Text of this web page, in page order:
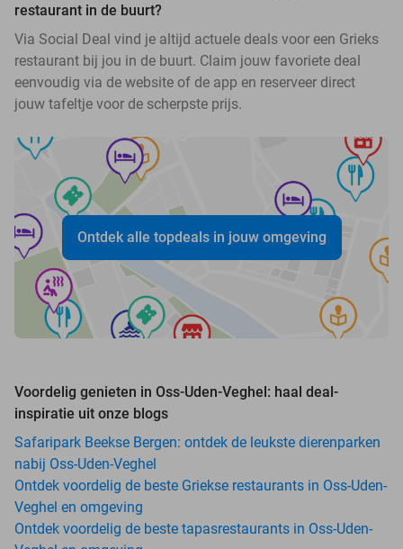
restaurant in de buurt?
Via Social Deal vind je altijd actuele deals voor een Grieks
restaurant bij jou in de buurt. Claim jouw favoriete deal
eenvoudig via de website of de app en reserveer direct
jouw tafeltje voor de scherpste prijs.
Ontdek alle topdeals in jouw omgeving
Voordelig genieten in Oss-Uden-Veghel: haal deal-
inspiratie uit onze blogs
Safaripark Beekse Bergen: ontdek de leukste dierenparken
nabij Oss-Uden-Veghel
Ontdek voordelig de beste Griekse restaurants in Oss-Uden-
Veghel en omgeving
Ontdek voordelig de beste tapasrestaurants in Oss-Uden-